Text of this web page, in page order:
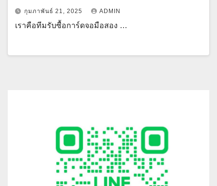
กุมภาพันธ์ 21, 2025 ADMIN
เราคือทีมรับซื้อการ์ดจอมือสอง …